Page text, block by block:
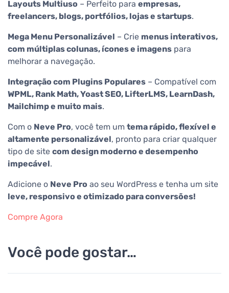
Layouts Multiuso – Perfeito para empresas,
freelancers, blogs, portfólios, lojas e startups.
Mega Menu Personalizável – Crie menus interativos,
com múltiplas colunas, ícones e imagens para
melhorar a navegação.
Integração com Plugins Populares – Compatível com
WPML, Rank Math, Yoast SEO, LifterLMS, LearnDash,
Mailchimp e muito mais.
Com o Neve Pro, você tem um tema rápido, flexível e
altamente personalizável, pronto para criar qualquer
tipo de site com design moderno e desempenho
impecável.
Adicione o Neve Pro ao seu WordPress e tenha um site
leve, responsivo e otimizado para conversões!
Compre Agora
Você pode gostar…